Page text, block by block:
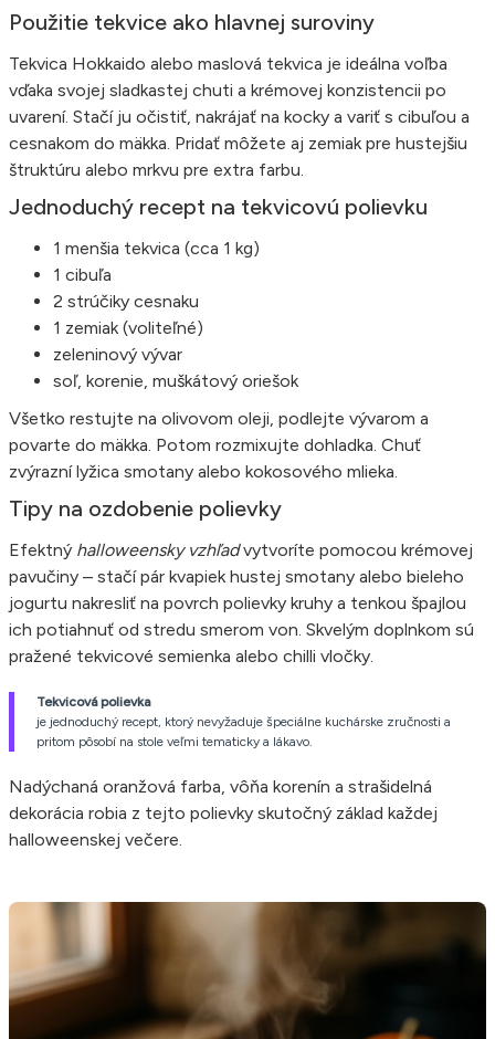
Použitie tekvice ako hlavnej suroviny
Tekvica Hokkaido alebo maslová tekvica je ideálna voľba
vďaka svojej sladkastej chuti a krémovej konzistencii po
uvarení. Stačí ju očistiť, nakrájať na kocky a variť s cibuľou a
cesnakom do mäkka. Pridať môžete aj zemiak pre hustejšiu
štruktúru alebo mrkvu pre extra farbu.
Jednoduchý recept na tekvicovú polievku
1 menšia tekvica (cca 1 kg)
1 cibuľa
2 strúčiky cesnaku
1 zemiak (voliteľné)
zeleninový vývar
soľ, korenie, muškátový oriešok
Všetko restujte na olivovom oleji, podlejte vývarom a
povarte do mäkka. Potom rozmixujte dohladka. Chuť
zvýrazní lyžica smotany alebo kokosového mlieka.
Tipy na ozdobenie polievky
Efektný halloweensky vzhľadvytvoríte pomocou krémovej
pavučiny – stačí pár kvapiek hustej smotany alebo bieleho
jogurtu nakresliť na povrch polievky kruhy a tenkou špajlou
ich potiahnuť od stredu smerom von. Skvelým doplnkom sú
pražené tekvicové semienka alebo chilli vločky.
Tekvicová polievka
je jednoduchý recept, ktorý nevyžaduje špeciálne kuchárske zručnosti a
pritom pôsobí na stole veľmi tematicky a lákavo.
Nadýchaná oranžová farba, vôňa korenín a strašidelná
dekorácia robia z tejto polievky skutočný základ každej
halloweenskej večere.